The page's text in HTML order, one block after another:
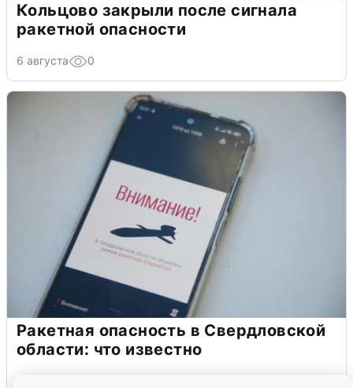
Кольцово закрыли после сигнала
ракетной опасности
6 августа 0
Ракетная опасность в Свердловской
области: что известно